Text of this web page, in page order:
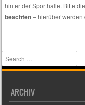
Themen
interessieren.
hinter der Sporthalle. Bitte
beachten– hierüber werden
Search
ARCHIV